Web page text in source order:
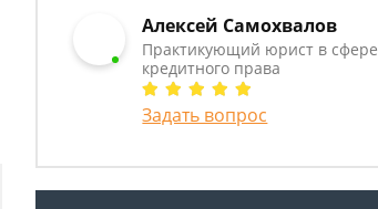
Алексей Самохвалов
Практикующий юрист в сфере
кредитного права
Задать вопрос